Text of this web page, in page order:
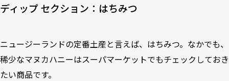
ディップ セクション：はちみつ
ニュージーランドの定番土産と言えば、はちみつ。なかでも、
稀少なマヌカハニーはスーパマーケットでもチェックしておき
たい商品です。